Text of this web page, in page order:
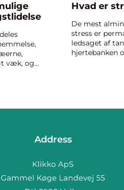
væk, og
Hvad er
De mest
stress er
ledsaget af
hjertebanken
Address